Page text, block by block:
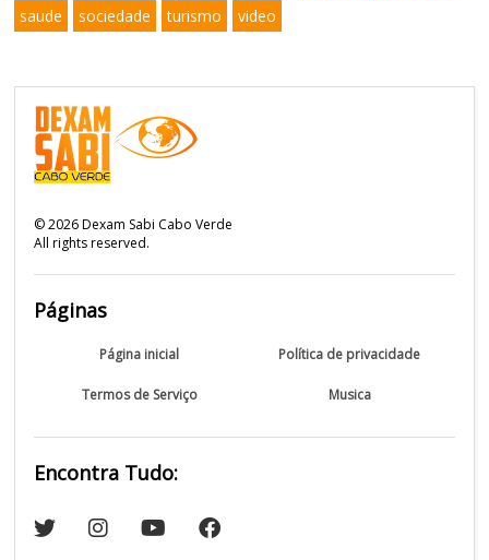
saude
sociedade turismo video
©2026Dexam Sabi Cabo Verde
All rights reserved.
Páginas
Página inicial Política de privacidade
Termos de Serviço Musica
Encontra Tudo: